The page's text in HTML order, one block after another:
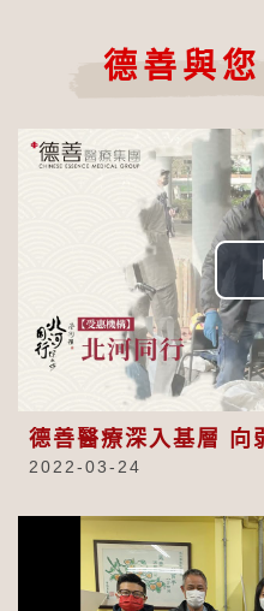
德善與
德善醫療深入基層 向
2022-03-24